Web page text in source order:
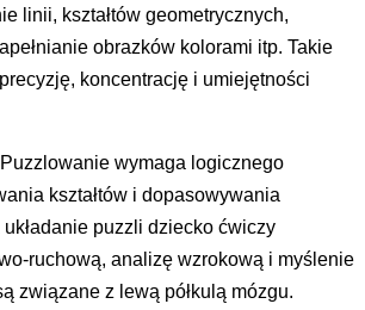
linii, kształtów geometrycznych,
obrazków kolorami itp. Takie
koncentrację i umiejętności
wymaga logicznego
kształtów i dopasowywania
puzzli dziecko ćwiczy
ruchową, analizę wzrokową i myślenie
związane z lewą półkulą mózgu.